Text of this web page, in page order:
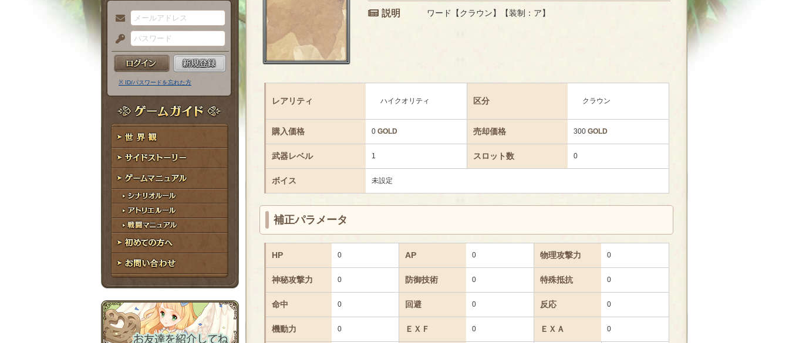
メ
ー
ル
ア
ド
レ
ス
パ
ス
ー
ド
※ ID/パスワードを忘れた方
ゲームガイド
世界観
サイドストーリー
ゲームマニュアル
シナリオルール
アトリエルール
戦闘マニュアル
初めての方へ
お問い合わせ
説明 ワード【クラウン】【装制：ア】
レアリティ ハイクオリティ 区分 クラウン
購入価格 0 GOLD 売却価格 300 GOLD
武器レベル 1 スロット数 0
ボイス 未設定
補正パラメータ
HP 0 AP 0 物理攻撃力 0
神秘攻撃力 0 防御技術 0 特殊抵抗 0
命中 0 回避 0 反応 0
機動力 0 ＥＸＦ 0 ＥＸＡ 0